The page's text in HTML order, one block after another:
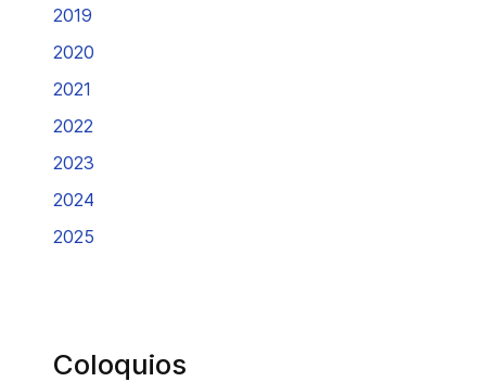
2019
2020
2021
2022
2023
2024
2025
Coloquios